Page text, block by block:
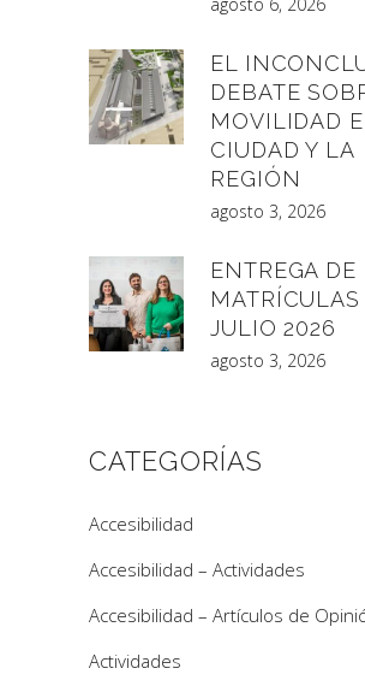
EL
DEBATE
MOVILIDAD
CIUDAD Y LA
REGIÓN
agosto 3, 2026
ENTREGA DE
JULIO 2026
agosto 3, 2026
CATEGORÍAS
Accesibilidad
Accesibilidad – Actividades
Accesibilidad – Artículos de
Actividades